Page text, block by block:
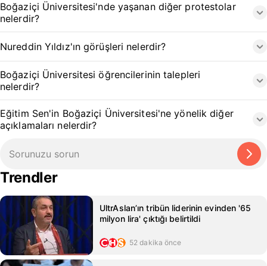
Boğaziçi Üniversitesi'nde yaşanan diğer protestolar
nelerdir?
Nureddin Yıldız'ın görüşleri nelerdir?
Boğaziçi Üniversitesi öğrencilerinin talepleri
nelerdir?
Eğitim Sen'in Boğaziçi Üniversitesi'ne yönelik diğer
açıklamaları nelerdir?
Trendler
UltrAslan’ın tribün liderinin evinden '65
milyon lira' çıktığı belirtildi
52 dakika önce